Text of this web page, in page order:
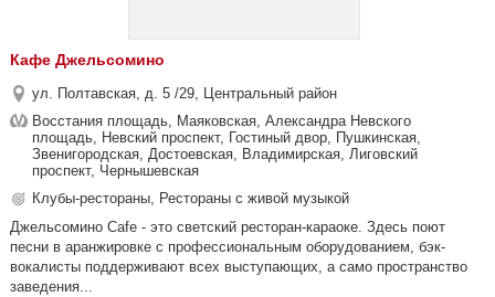
Кафе Джельсомино
ул. Полтавская, д. 5 /29, Центральный район
Восстания площадь, Маяковская, Александра Невского
площадь, Невский проспект, Гостиный двор, Пушкинская,
Звенигородская, Достоевская, Владимирская, Лиговский
проспект, Чернышевская
Клубы-рестораны, Рестораны с живой музыкой
Джельсомино Cafe - это светский ресторан-караоке. Здесь поют
песни в аранжировке с профессиональным оборудованием, бэк-
вокалисты поддерживают всех выступающих, а само пространство
заведения...